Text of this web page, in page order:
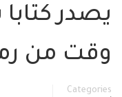
يصدر
وقت من
Categories